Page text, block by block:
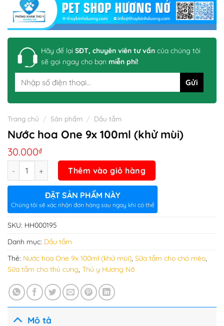
Hãy để lại SĐT, chuyên viên tư vấn của chúng tôi
sẽ gọi ngay cho bạn miễn phí!
Trang chủ / Sản phẩm / Dầu tắm
Nước hoa One 9x 100ml (khử mùi)
30.000₫
Thêm vào giỏ hàng
ĐẶT SẢN PHẨM NÀY
Chúng tôi sẽ xác nhận đơn hàng sau ngay khi có thể
SKU: HH000195
Danh mục: Dầu tắm
Thẻ: Nước hoa One 9x 100ml (khử mùi), Sữa tắm cho chó mèo,
Sữa tắm cho thú cưng, Thú y Hương Nỡ
Mô tả